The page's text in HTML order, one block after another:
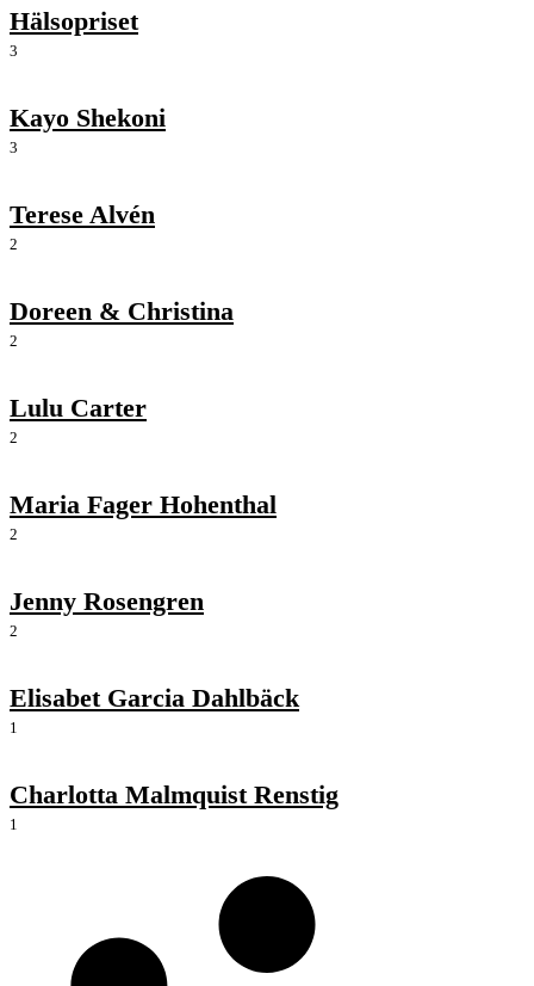
Hälsopriset
3
Kayo Shekoni
3
Terese Alvén
2
Doreen & Christina
2
Lulu Carter
2
Maria Fager Hohenthal
2
Jenny Rosengren
2
Elisabet Garcia Dahlbäck
1
Charlotta Malmquist Renstig
1